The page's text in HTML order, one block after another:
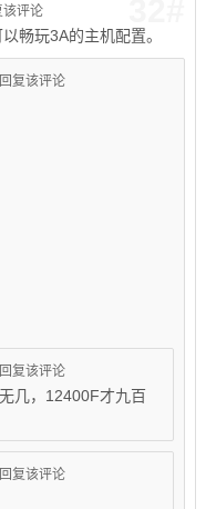
该评论
畅玩3A的主机配置。
回复该评论
回复该评论
几，12400F才九百
回复该评论